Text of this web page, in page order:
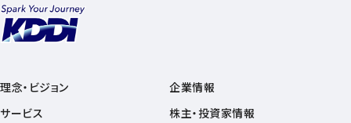
理念・ビジョン
サービス
企業情報
株主・投資家情報